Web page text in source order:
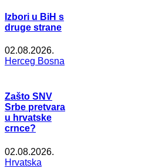
Izbori u BiH s
druge strane
02.08.2026.
Herceg Bosna
Zašto SNV
Srbe pretvara
u hrvatske
crnce?
02.08.2026.
Hrvatska